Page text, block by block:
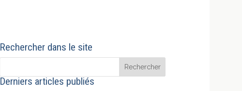
Rechercher dans le site
Derniers articles publiés